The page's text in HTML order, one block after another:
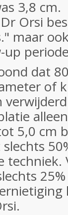
3,8 cm.
Orsi
maar
up
dat
of
5,0 cm